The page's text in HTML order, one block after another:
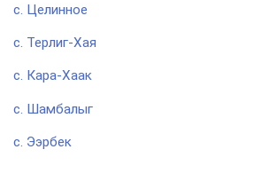
с. Целинное
с. Терлиг-Хая
с. Кара-Хаак
с. Шамбалыг
с. Ээрбек